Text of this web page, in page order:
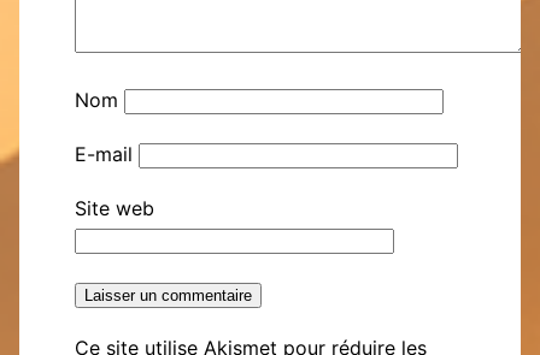
Nom
E-mail
Site web
Ce site utilise Akismet pour réduire les